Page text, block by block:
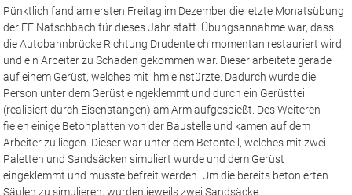
und ein Arbeiter zu Schaden gekommen war. Dieser arbeitete gerade
auf einem Gerüst, welches mit ihm einstürzte. Dadurch wurde die
Person unter dem Gerüst eingeklemmt und durch ein Gerüstteil
(realisiert durch Eisenstangen) am Arm aufgespießt. Des Weiteren
fielen einige Betonplatten von der Baustelle und kamen auf dem
Arbeiter zu liegen. Dieser war unter dem Betonteil, welches mit zwei
Paletten und Sandsäcken simuliert wurde und dem Gerüst
eingeklemmt und musste befreit werden. Um die bereits betonierten
Säulen zu simulieren, wurden jeweils zwei Sandsäcke
aufeinandergestapelt, welche nicht entfernt werden durften.